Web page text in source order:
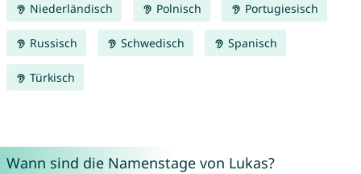
Niederländisch Polnisch Portugiesisch
Russisch Schwedisch Spanisch
Türkisch
Wann sind die Namenstage von Lukas?